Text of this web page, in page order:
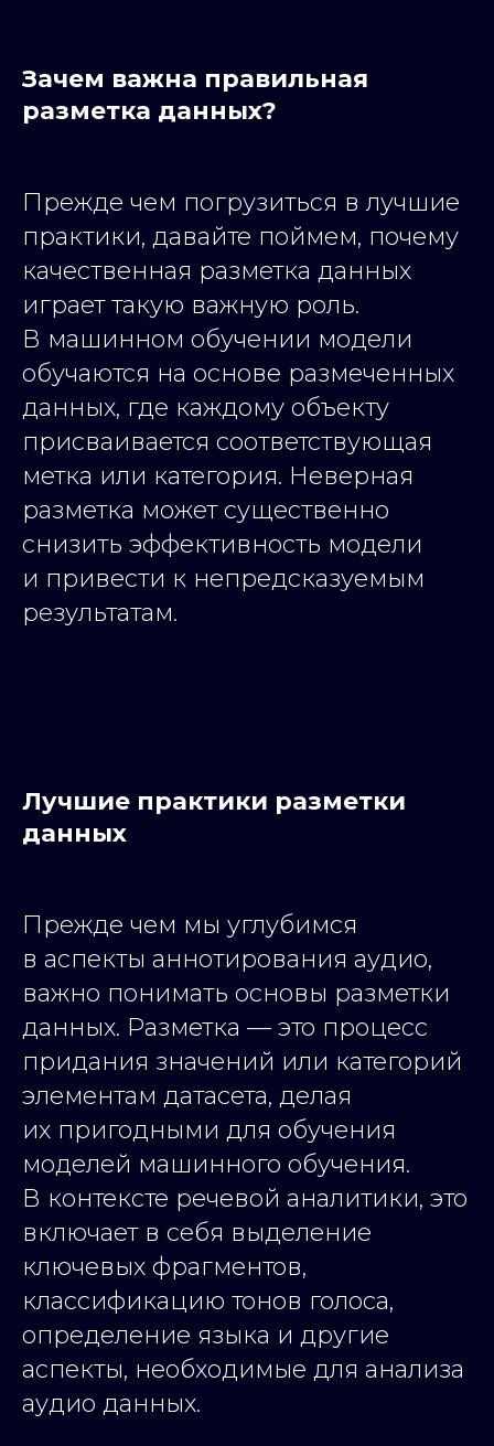
Зачем важна правильная
разметка данных?
Прежде чем погрузиться в лучшие
практики, давайте поймем, почему
качественная разметка данных
играет такую важную роль.
В машинном обучении модели
обучаются на основе размеченных
данных, где каждому объекту
присваивается соответствующая
метка или категория. Неверная
разметка может существенно
снизить эффективность модели
и привести к непредсказуемым
результатам.
Лучшие практики разметки
данных
Прежде чем мы углубимся
в аспекты аннотирования аудио,
важно понимать основы разметки
данных. Разметка — это процесс
придания значений или категорий
элементам датасета, делая
их пригодными для обучения
моделей машинного обучения.
В контексте речевой аналитики, это
включает в себя выделение
ключевых фрагментов,
классификацию тонов голоса,
определение языка и другие
аспекты, необходимые для анализа
аудио данных.